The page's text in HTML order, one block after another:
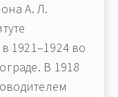
А. Л.
1921–1924 во
В 1918